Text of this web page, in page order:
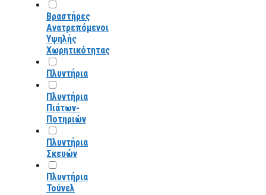
Βραστήρες
Ανατρεπόμενοι
Υψηλής
Χωρητικότητας
Πλυντήρια
Πλυντήρια
Πιάτων-
Ποτηριών
Πλυντήρια
Σκευών
Πλυντήρια
Τούνελ